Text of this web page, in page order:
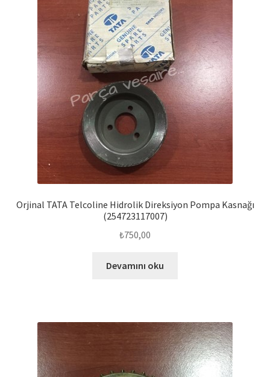
Orjinal TATA Telcoline Hidrolik Direksiyon Pompa Kasnağı
(254723117007)
₺750,00
Devamını oku